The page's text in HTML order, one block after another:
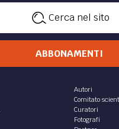
Cerca nel sito
ABBONAMENTI
Autori
Comitato
Curatori
Fotografi